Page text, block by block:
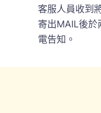
客服人員收到
寄出MAIL後於
電告知。